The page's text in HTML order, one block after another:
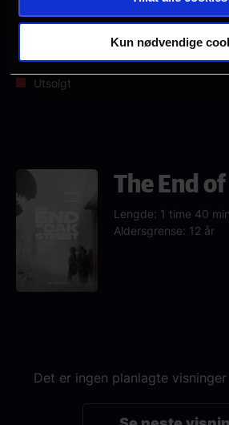
Kun nødvendige
Mange ledige plasser
Få ledige plasser
Veldig få ledige plasser
Utsolgt
The End
Lengde: 1 time 40 min
Aldersgrense: 12 år
Det er ingen planlagte